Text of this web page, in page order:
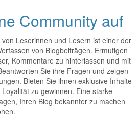
Community auf
Leserinnen und Lesern ist einer der
von Blogbeiträgen. Ermutigen
Kommentare zu hinterlassen und mit
Sie ihre Fragen und zeigen
Bieten Sie ihnen exklusive Inhalte
zu gewinnen. Eine starke
Ihren Blog bekannter zu machen